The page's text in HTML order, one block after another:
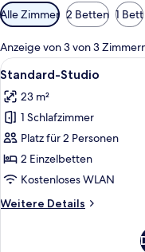
Verfügbare
Filter
für
Zimmer
Alle Zimmer 2 Betten 1 Bett
Anzeige von 3 von 3
Alle
Fotos
für
Standard-
Studio
anzeigen
9
Standard-Studio
23 m²
1 Schlafzimmer
Platz für 2 Personen
2 Einzelbetten
Kostenloses WLAN
Weitere Details
Weitere